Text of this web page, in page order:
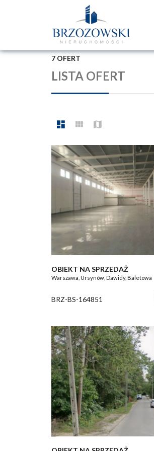
LISTA OFERT
7 OFERT
OBIEKT NA SPRZEDAŻ
Warszawa, Ursynów, Dawidy, Baletowa
BRZ-BS-164851